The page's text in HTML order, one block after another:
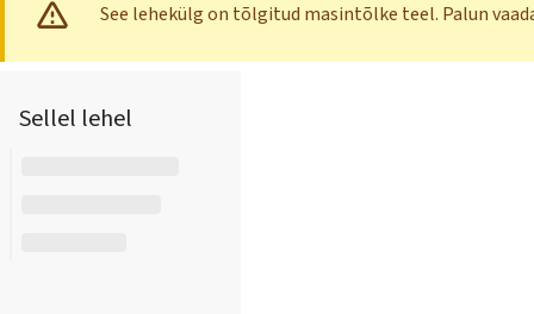
See lehekülg on tõlgitud masintõlke teel. Palun
Sellel lehel